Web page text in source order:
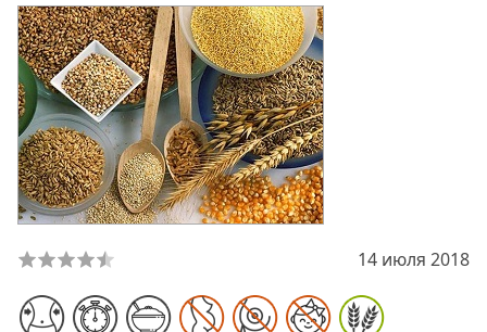
14 июля 2018